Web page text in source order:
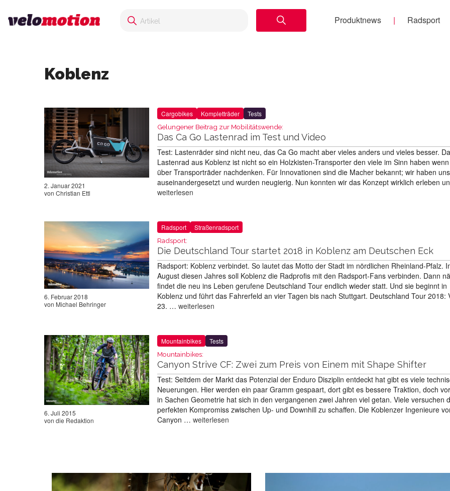
Produktnews Radsport
Koblenz
2. Januar 2021
von Christian Ettl
Cargobikes Kompletträder Tests
Gelungener Beitrag zur Mobilitätswende:
Das Ca Go Lastenrad im Test und Video
Test: Lastenräder sind nicht neu, das Ca Go macht aber vieles anders und vieles besser.
Lastenrad aus Koblenz ist nicht so ein Holzkisten-Transporter den viele im Sinn haben
über Transporträder nachdenken. Für Innovationen sind die Macher bekannt; wir haben
auseinandergesetzt und wurden neugierig. Nun konnten wir das Konzept wirklich erleben
weiterlesen
6. Februar 2018
von Michael Behringer
Radsport Straßenradsport
Radsport:
Die Deutschland Tour startet 2018 in Koblenz am Deutschen Eck
Radsport: Koblenz verbindet. So lautet das Motto der Stadt im nördlichen Rheinland-Pfalz.
August diesen Jahres soll Koblenz die Radprofis mit den Radsport-Fans verbinden. Dann
findet die neu ins Leben gerufene Deutschland Tour endlich wieder statt. Und sie beginnt in
Koblenz und führt das Fahrerfeld an vier Tagen bis nach Stuttgart. Deutschland Tour 2018:
23. … weiterlesen
6. Juli 2015
von die Redaktion
Mountainbikes Tests
Mountainbikes:
Canyon Strive CF: Zwei zum Preis von Einem mit Shape Shifter
Test: Seitdem der Markt das Potenzial der Enduro Disziplin entdeckt hat gibt es viele
Neuerungen. Hier werden ein paar Gramm gespaart, dort gibt es bessere Traktion, doch
in Sachen Geometrie hat sich in den vergangenen zwei Jahren viel getan. Viele versuchen
perfekten Kompromiss zwischen Up- und Downhill zu schaffen. Die Koblenzer Ingenieure
Canyon … weiterlesen